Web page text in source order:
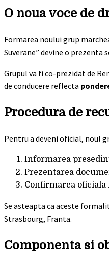
O noua voce de
Formarea noului grup
Suverane” devine o prezenta
Grupul va fi co-prezidat de
de conducere reflecta
Procedura de
Pentru a deveni oficial, noul
Informarea
Prezentarea
Confirmarea
Se asteapta ca aceste
Strasbourg, Franta.
Componenta si